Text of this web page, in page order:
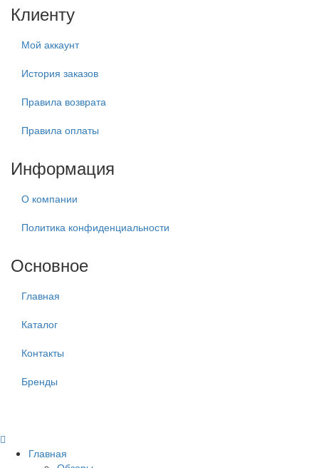
Клиенту
Мой аккаунт
История заказов
Правила возврата
Правила оплаты
Информация
О компании
Политика конфиденциальности
Основное
Главная
Каталог
Контакты
Бренды
Главная